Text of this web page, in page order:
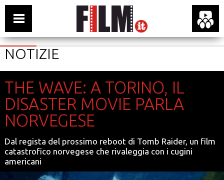
NOTIZIE
THE WAVE: A TORINO, IL
DISASTER MOVIE PARLA
NORVEGESE
Dal regista del prossimo reboot di Tomb Raider, un film
catastrofico norvegese che rivaleggia con i cugini
americani